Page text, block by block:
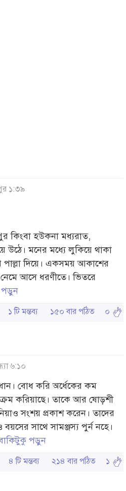
১:৩৯
কিংবা হউকনা মধ্যরাত,
উঠে। মনের মধ্যে লুকিয়ে থাকা
দিয়ে। একসময় আকাশের
আসে ধরণীতে। ভিতরে
পড়ুন
১ টি মন্তব্য ১৫০ বার পঠিত ০
৬:১০
বোধ করি অর্ধেকের কম
করিয়াছে। তাকে আর ষোড়শী
সংশয় প্রকাশ করেন। তাদের
সাথে সামঞ্জস্য পুর্ন নহে।
পড়ুন
৪ টি মন্তব্য ২১৪ বার পঠিত ১